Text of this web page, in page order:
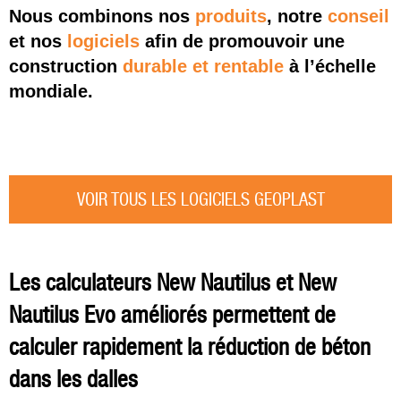
Nous combinons nos produits, notre conseil
et nos logiciels afin de promouvoir une
construction durable et rentable à l’échelle
mondiale.
VOIR TOUS LES LOGICIELS GEOPLAST
Les calculateurs New Nautilus et New
Nautilus Evo améliorés permettent de
calculer rapidement la réduction de béton
dans les dalles